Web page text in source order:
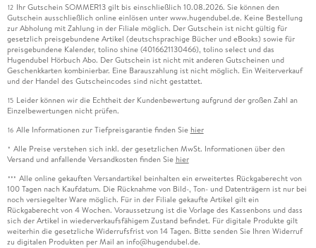
12 Ihr Gutschein SOMMER13 gilt bis einschließlich 10.08.2026. Sie können den
Gutschein ausschließlich online einlösen unter www.hugendubel.de. Keine Bestellung
zur Abholung mit Zahlung in der Filiale möglich. Der Gutschein ist nicht gültig für
gesetzlich preisgebundene Artikel (deutschsprachige Bücher und eBooks) sowie für
preisgebundene Kalender, tolino shine (4016621130466), tolino select und das
Hugendubel Hörbuch Abo. Der Gutschein ist nicht mit anderen Gutscheinen und
Geschenkkarten kombinierbar. Eine Barauszahlung ist nicht möglich. Ein Weiterverkauf
und der Handel des Gutscheincodes sind nicht gestattet.
15 Leider können wir die Echtheit der Kundenbewertung aufgrund der großen Zahl an
Einzelbewertungen nicht prüfen.
16 Alle Informationen zur Tiefpreisgarantie finden Sie hier
* Alle Preise verstehen sich inkl. der gesetzlichen MwSt. Informationen über den
Versand und anfallende Versandkosten finden Sie hier
*** Alle online gekauften Versandartikel beinhalten ein erweitertes Rückgaberecht von
100 Tagen nach Kaufdatum. Die Rücknahme von Bild-, Ton- und Datenträgern ist nur bei
noch versiegelter Ware möglich. Für in der Filiale gekaufte Artikel gilt ein
Rückgaberecht von 4 Wochen. Voraussetzung ist die Vorlage des Kassenbons und dass
sich der Artikel in wiederverkaufsfähigem Zustand befindet. Für digitale Produkte gilt
weiterhin die gesetzliche Widerrufsfrist von 14 Tagen. Bitte senden Sie Ihren Widerruf
zu digitalen Produkten per Mail an info@hugendubel.de.